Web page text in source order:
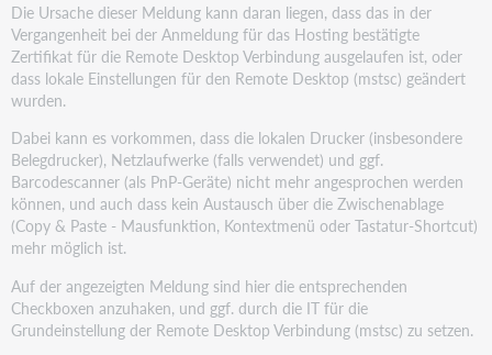
Die Ursache dieser Meldung kann daran liegen, dass das in der
Vergangenheit bei der Anmeldung für das Hosting bestätigte
Zertifikat für die Remote Desktop Verbindung ausgelaufen ist, oder
dass lokale Einstellungen für den Remote Desktop (mstsc) geändert
wurden.
Dabei kann es vorkommen, dass die lokalen Drucker (insbesondere
Belegdrucker), Netzlaufwerke (falls verwendet) und ggf.
Barcodescanner (als PnP-Geräte) nicht mehr angesprochen werden
können, und auch dass kein Austausch über die Zwischenablage
(Copy & Paste - Mausfunktion, Kontextmenü oder Tastatur-Shortcut)
mehr möglich ist.
Auf der angezeigten Meldung sind hier die entsprechenden
Checkboxen anzuhaken, und ggf. durch die IT für die
Grundeinstellung der Remote Desktop Verbindung (mstsc) zu setzen.